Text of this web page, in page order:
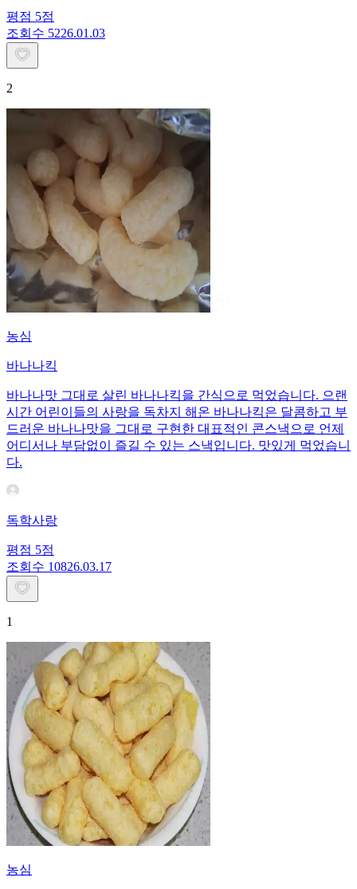
평점 5점
조회수 5226.01.03
2
농심
바나나킥
바나나맛 그대로 살린 바나나킥을 간식으로 먹었습니다. 으랜
시간 어린이들의 사랑을 독차지 해온 바나나킥은 달콤하고 부
드러운 바나나맛을 그대로 구현한 대표적인 콘스낵으로 언제
어디서나 부담없이 즐길 수 있는 스낵입니다. 맛있게 먹었습니
다.
독학사랑
평점 5점
조회수 10826.03.17
1
농심